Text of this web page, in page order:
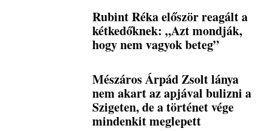
Rubint Réka először reagált a
kétkedőknek: „Azt mondják,
hogy nem vagyok beteg”
Mészáros Árpád Zsolt lánya
nem akart az apjával bulizni a
Szigeten, de a történet vége
mindenkit meglepett